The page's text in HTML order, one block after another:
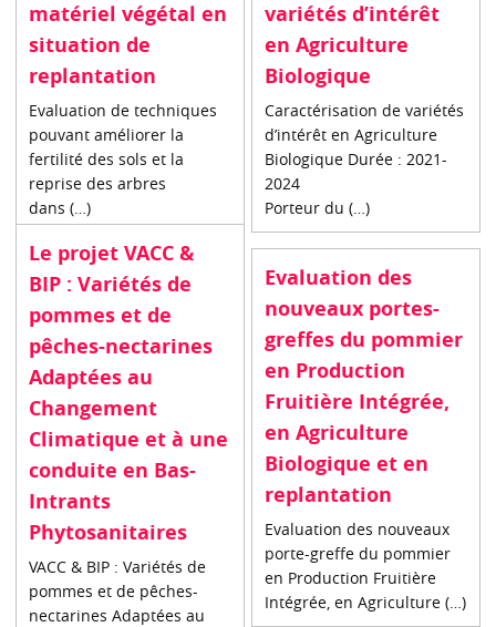
matériel végétal en
situation de
replantation
Evaluation de techniques
pouvant améliorer la
fertilité des sols et la
reprise des arbres
dans (…)
variétés d’intérêt
en Agriculture
Biologique
Caractérisation de variétés
d’intérêt en Agriculture
Biologique Durée : 2021-
2024
Porteur du (…)
Le projet VACC &
BIP : Variétés de
pommes et de
pêches-nectarines
Adaptées au
Changement
Climatique et à une
conduite en Bas-
Intrants
Phytosanitaires
VACC & BIP : Variétés de
pommes et de pêches-
nectarines Adaptées au
Evaluation des
nouveaux portes-
greffes du pommier
en Production
Fruitière Intégrée,
en Agriculture
Biologique et en
replantation
Evaluation des nouveaux
porte-greffe du pommier
en Production Fruitière
Intégrée, en Agriculture (…)